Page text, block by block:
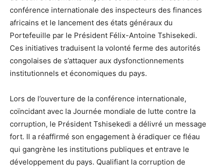
conférence internationale des inspecteurs des finances
africains et le lancement des états généraux du
Portefeuille par le Président Félix-Antoine Tshisekedi.
Ces initiatives traduisent la volonté ferme des autorités
congolaises de s’attaquer aux dysfonctionnements
institutionnels et économiques du pays.
Lors de l’ouverture de la conférence internationale,
coïncidant avec la Journée mondiale de lutte contre la
corruption, le Président Tshisekedi a délivré un message
fort. Il a réaffirmé son engagement à éradiquer ce fléau
qui gangrène les institutions publiques et entrave le
développement du pays. Qualifiant la corruption de